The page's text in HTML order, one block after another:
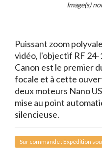
Image(s)
Puissant zoom
vidéo, l'objectif RF 24-
Canon est le premier
focale et à cette
deux moteurs Nano
mise au point
silencieuse.
Sur commande : Expédition